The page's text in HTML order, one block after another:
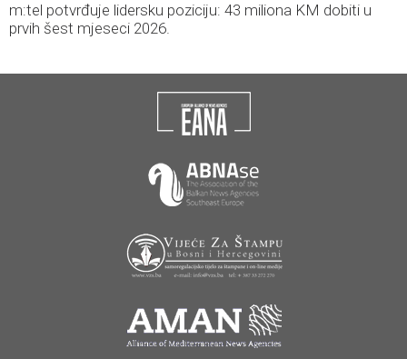
m:tel potvrđuje lidersku poziciju: 43 miliona KM dobiti u
prvih šest mjeseci 2026.